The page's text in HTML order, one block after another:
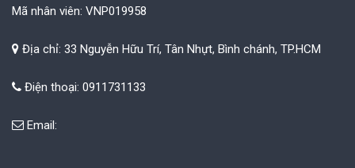
Mã nhân viên: VNP019958
Địa chỉ: 33 Nguyễn Hữu Trí, Tân Nhựt, Bình chánh, TP.HCM
Điện thoại: 0911731133
Email: